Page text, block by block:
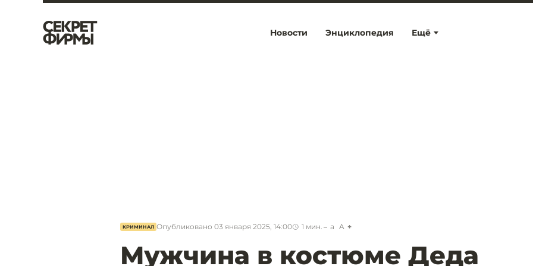
Ещё
Новости Энциклопедия
КРИМИНАЛ Опубликовано 03 января 2025, 14:00 1 мин. a A
Мужчина в костюме Деда